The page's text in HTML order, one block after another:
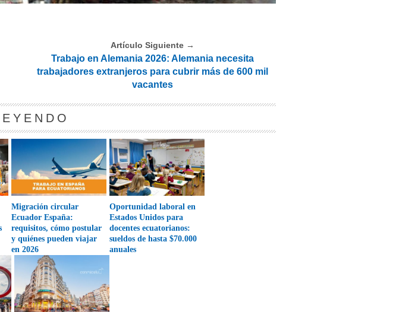
Artículo Siguiente →
Trabajo en Alemania 2026: Alemania necesita
trabajadores extranjeros para cubrir más de 600 mil
vacantes
Migración circular
Ecuador España:
requisitos, cómo postular
y quiénes pueden viajar
en 2026
Oportunidad laboral en
Estados Unidos para
docentes ecuatorianos:
sueldos de hasta $70.000
anuales